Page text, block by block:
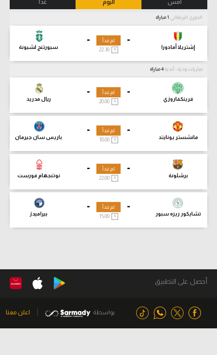
أمس اليوم غدا
الدوري البرتغالي
-
إشتريلا أمادورا
-
سبورتنج لشبونة
لم تبدأ
مباريات ودية - أندية
-
فرينكفاروزي
-
ريال مدريد
لم تبدأ
-
مانشستر يونايتد
-
باريس سان جيرمان
لم تبدأ
18:00
-
برشلونة
-
نوتنجهام فورست
لم تبدأ
-
تشايكور ريزه سبور
-
بيراميدز
لم تبدأ
15:00
أحصل على التطبيق
بواسطة اعلن معنا